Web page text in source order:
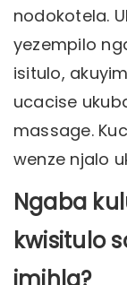
nodokotela.
yezempilo
isitulo,
ucacise
massage.
wenze njalo
Ngaba
kwisitulo